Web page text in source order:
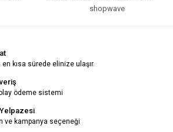
Erkek Bileklikshopwave
kısa sürede elinize ulaşır.
ödeme sistemi
ve kampanya seçeneği